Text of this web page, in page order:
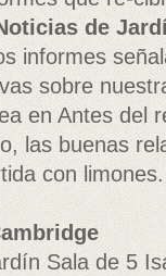
de
informes
sobre
en Antes del
las buenas
con
Sala de 5